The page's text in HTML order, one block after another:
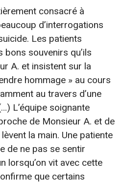
consacré à
d’interrogations
Les patients
bons souvenirs qu’ils
A. et insistent sur la
hommage » au cours
au travers d’une
L’équipe soignante
de Monsieur A. et de
la main. Une patiente
de ne pas se sentir
lorsqu’on vit avec cette
que certains